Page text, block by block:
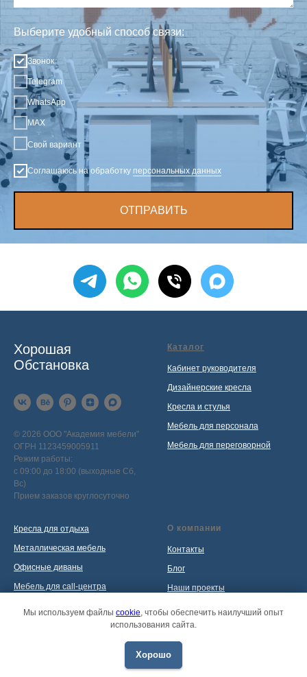
Выберите удобный способ связи:
Звонок
Telegram
WhatsApp
MAX
Свой вариант
Соглашаюсь на обработку персональных данных
ОТПРАВИТЬ
Мы используем файлы cookie, чтобы обеспечить наилучший опыт
использования сайта.
Хорошо
Хорошая
Обстановка
© 2026 ООО "Академия мебели"
ОГРН 1123459005911
Режим работы:
с 09:00 до 18:00 (выходные Сб,
Вс)
Прием заказов круглосуточно
Каталог
Кабинет руководителя
Дизайнерские кресла
Кресла и стулья
Мебель для персонала
Мебель для переговорной
Кресла для отдыха
Металлическая мебель
Офисные диваны
Мебель для call-центра
О компании
Контакты
Блог
Наши проекты
Политика обработки
персональных данных